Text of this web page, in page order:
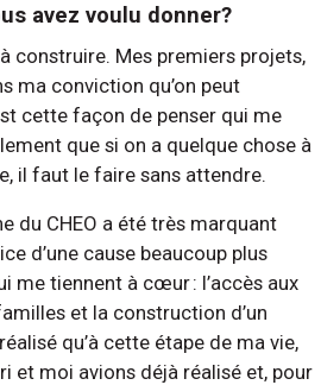
avez voulu donner?
à construire. Mes premiers projets,
ma conviction qu’on peut
cette façon de penser qui me
que si on a quelque chose à
il faut le faire sans attendre.
du CHEO a été très marquant
d’une cause beaucoup plus
me tiennent à cœur : l’accès aux
et la construction d’un
qu’à cette étape de ma vie,
et moi avions déjà réalisé et, pour